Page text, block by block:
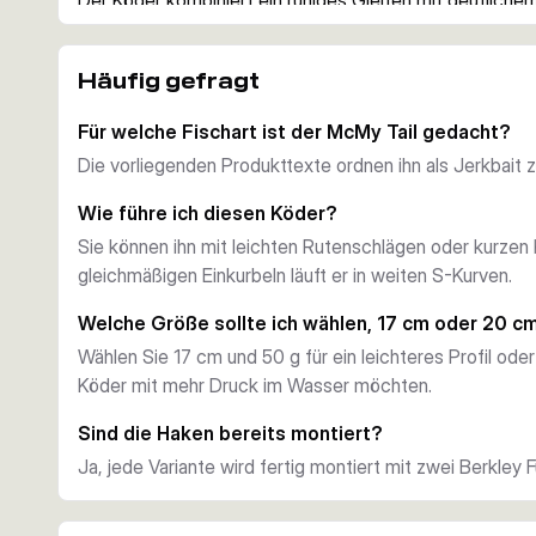
der beim Absinken zusätzliche Bewegung erzeugt.
zum Biss bringt.
Der Körper besteht aus klarem, hochschlagfestem
Jeder Köder ist handbemalt und wurde in Schweden
detailreiche Beutefisch-Optik gibt.
Jede Variante ist mit zwei scharfen Berkley Fusion19
Laut den vorliegenden Produktdaten ist die
So wählen Sie die passende Variante
Wählen Sie die 17-cm-, 50-g-Versionen für eine
g-Versionen, wenn Sie ein größeres Profil und mehr
Häufig gefragt
Für welche Fischart ist der McMy Tail gedacht?
Die vorliegenden Produkttexte ordnen ihn als Jerkbait
Wie führe ich diesen Köder?
Sie können ihn mit leichten Rutenschlägen oder kurzen
gleichmäßigen Einkurbeln läuft er in weiten S-Kurven.
Welche Größe sollte ich wählen, 17 cm oder 20
Wählen Sie 17 cm und 50 g für ein leichteres Profil
Köder mit mehr Druck im Wasser möchten.
Sind die Haken bereits montiert?
Ja, jede Variante wird fertig montiert mit zwei Berkley